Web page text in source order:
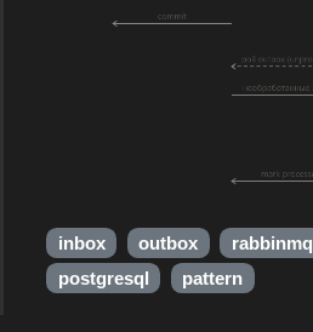
inbox outbox
rabbinmq
postgresql
pattern